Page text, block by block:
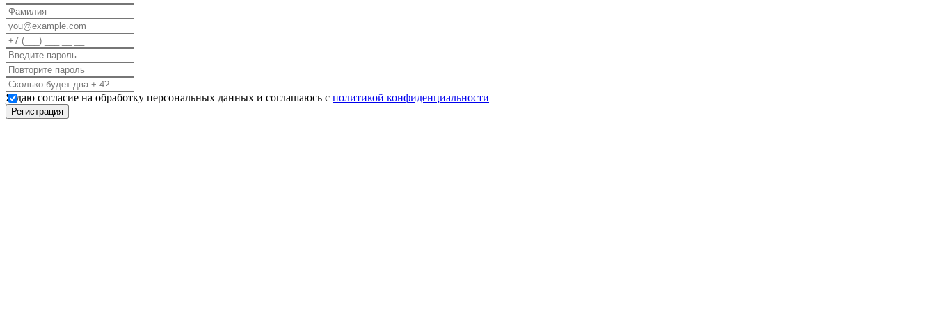
Я даю согласие на обработку персональных данных и соглашаюсь с политикой конфиденциальности
Регистрация